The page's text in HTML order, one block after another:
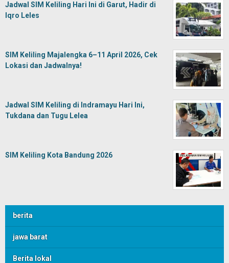
Jadwal SIM Keliling Hari Ini di Garut, Hadir di
Iqro Leles
SIM Keliling Majalengka 6–11 April 2026, Cek
Lokasi dan Jadwalnya!
Jadwal SIM Keliling di Indramayu Hari Ini,
Tukdana dan Tugu Lelea
SIM Keliling Kota Bandung 2026
berita
jawa barat
Berita lokal